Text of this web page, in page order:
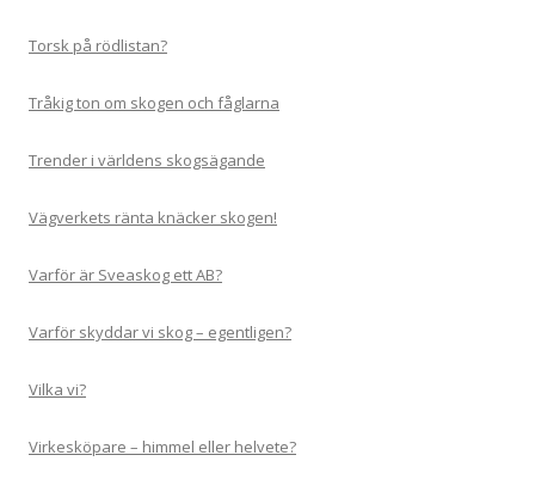
Torsk på rödlistan?
Tråkig ton om skogen och fåglarna
Trender i världens skogsägande
Vägverkets ränta knäcker skogen!
Varför är Sveaskog ett AB?
Varför skyddar vi skog – egentligen?
Vilka vi?
Virkesköpare – himmel eller helvete?